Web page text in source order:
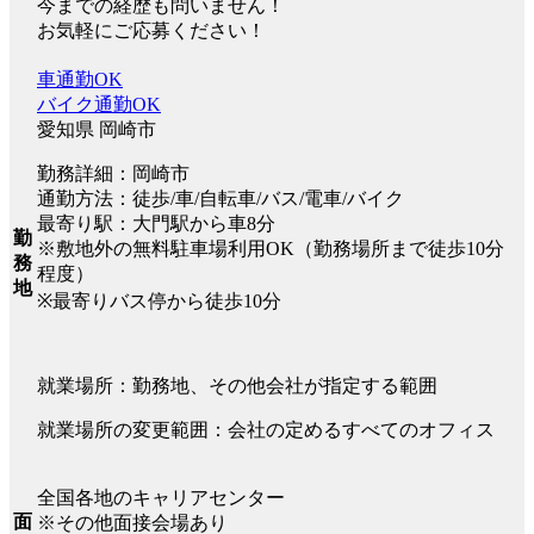
今までの経歴も問いません！
お気軽にご応募ください！
勤
務
地
車通勤OK
バイク通勤OK
愛知県 岡崎市
勤務詳細：岡崎市
通勤方法：徒歩/車/自転車/バス/電車/バイク
最寄り駅：大門駅から車8分
※敷地外の無料駐車場利用OK（勤務場所まで徒歩10分
程度）
※最寄りバス停から徒歩10分
就業場所：勤務地、その他会社が指定する範囲
就業場所の変更範囲：会社の定めるすべてのオフィス
面
全国各地のキャリアセンター
※その他面接会場あり